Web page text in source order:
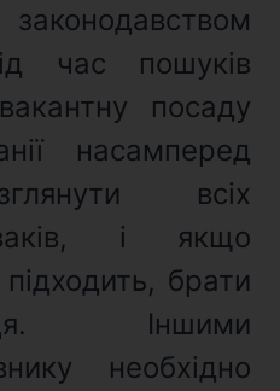
час пошуків
посаду
насамперед
всіх
і якщо
брати
Іншими
необхідно